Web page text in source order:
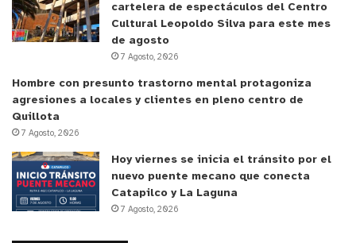
cartelera de espectáculos del Centro
Cultural Leopoldo Silva para este mes
de agosto
7 Agosto, 2026
Hombre con presunto trastorno mental protagoniza
agresiones a locales y clientes en pleno centro de
Quillota
7 Agosto, 2026
Hoy viernes se inicia el tránsito por el
nuevo puente mecano que conecta
Catapilco y La Laguna
7 Agosto, 2026